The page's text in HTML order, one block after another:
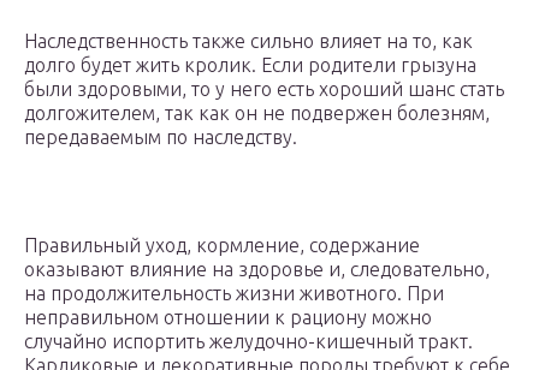
Наследственность также сильно влияет на то, как
долго будет жить кролик. Если родители грызуна
были здоровыми, то у него есть хороший шанс стать
долгожителем, так как он не подвержен болезням,
передаваемым по наследству.
Правильный уход, кормление, содержание
оказывают влияние на здоровье и, следовательно,
на продолжительность жизни животного. При
неправильном отношении к рациону можно
случайно испортить желудочно-кишечный тракт.
Карликовые и декоративные породы требуют к себе